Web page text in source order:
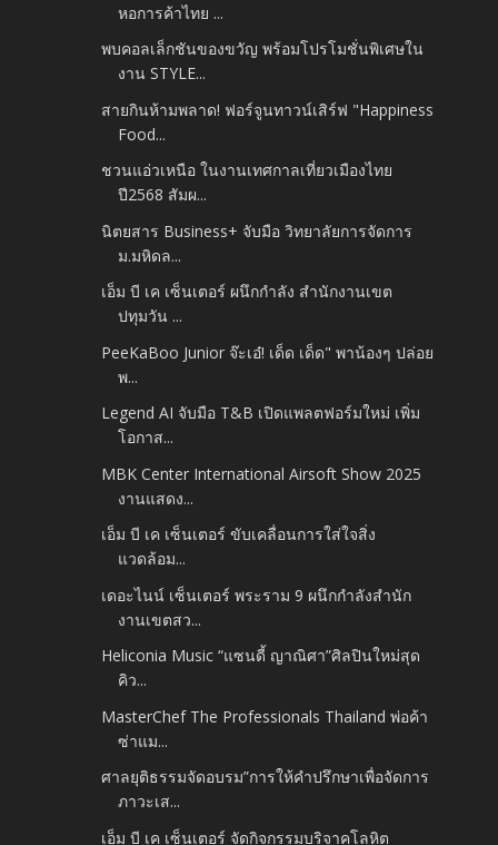
หอการค้าไทย ...
พบคอลเล็กชันของขวัญ พร้อมโปรโมชั่นพิเศษใน
งาน STYLE...
สายกินห้ามพลาด! ฟอร์จูนทาวน์เสิร์ฟ "Happiness
Food...
ชวนแอ่วเหนือ ในงานเทศกาลเที่ยวเมืองไทย
ปี2568 สัมผ...
นิตยสาร Business+ จับมือ วิทยาลัยการจัดการ
ม.มหิดล...
เอ็ม บี เค เซ็นเตอร์ ผนึกกำลัง สำนักงานเขต
ปทุมวัน ...
PeeKaBoo Junior จ๊ะเอ๋! เด็ด เด็ด" พาน้องๆ ปล่อย
พ...
Legend AI จับมือ T&B เปิดแพลตฟอร์มใหม่ เพิ่ม
โอกาส...
MBK Center International Airsoft Show 2025
งานแสดง...
เอ็ม บี เค เซ็นเตอร์ ขับเคลื่อนการใส่ใจสิ่ง
แวดล้อม...
เดอะไนน์ เซ็นเตอร์ พระราม 9 ผนึกกำลังสำนัก
งานเขตสว...
Heliconia Music “แซนดี้ ญาณิศา”ศิลปินใหม่สุด
คิว...
MasterChef The Professionals Thailand พ่อค้า
ซ่าแม...
ศาลยุติธรรมจัดอบรม”การให้คำปรึกษาเพื่อจัดการ
ภาวะเส...
เอ็ม บี เค เซ็นเตอร์ จัดกิจกรรมบริจาคโลหิต